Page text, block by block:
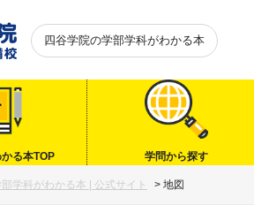
四谷学院の学部学科がわかる本
る本TOP 学問から探す
学科がわかる本 | 公式サイト > 地図